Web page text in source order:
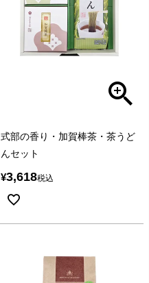
式部の香り・加賀棒茶・茶うど
んセット
¥3,618税込